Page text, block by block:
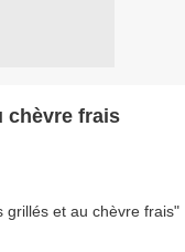
chèvre frais